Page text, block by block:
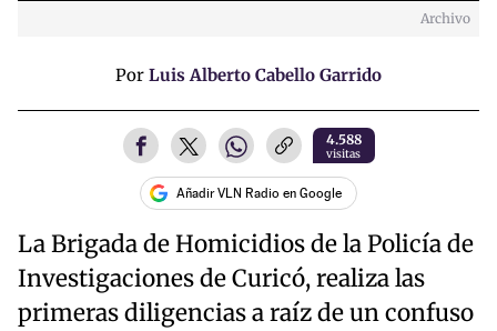
Archivo
Por Luis Alberto Cabello Garrido
4.588
visitas
Añadir VLN Radio en Google
La Brigada de Homicidios de la Policía de
Investigaciones de Curicó, realiza las
primeras diligencias a raíz de un confuso